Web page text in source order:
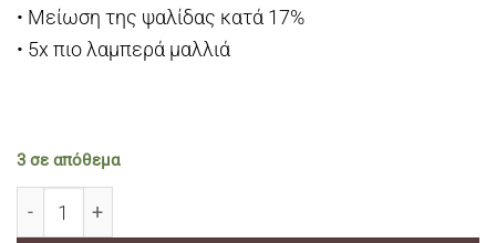
• Μείωση της ψαλίδας κατά 17%
• 5x πιο λαμπερά μαλλιά
3 σε απόθεμα